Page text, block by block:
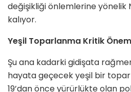
değişikliği önlemlerine yönelik
kalıyor.
Yeşil Toparlanma Kritik
Şu ana kadarki gidişata
hayata geçecek yeşil bir
19’dan önce yürürlükte olan